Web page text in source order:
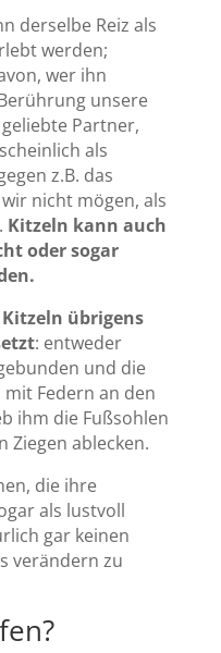
derselbe Reiz als
werden;
wer ihn
unsere
Partner,
als
z.B. das
nicht mögen, als
Kitzeln kann auch
oder sogar
übrigens
: entweder
und die
Federn an den
ihm die Fußsohlen
Ziegen ablecken.
die ihre
als lustvoll
gar keinen
verändern zu